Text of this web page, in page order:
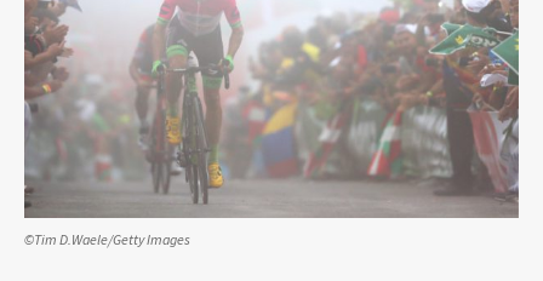
©Tim D.Waele/Getty Images